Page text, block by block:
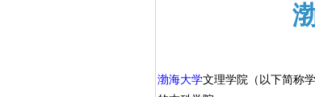
渤海大学文理学院（以下简称